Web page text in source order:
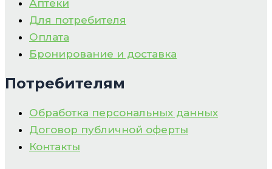
Аптеки
Для потребителя
Оплата
Бронирование и доставка
Потребителям
Обработка персональных данных
Договор публичной оферты
Контакты